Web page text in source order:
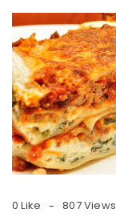
0 Like 807 Views